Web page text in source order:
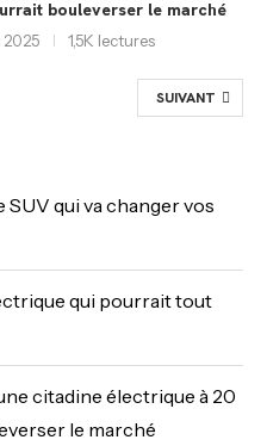
bouleverser le marché
2025 1,5K lectures
SUIVANT
SUV qui va changer vos
qui pourrait tout
citadine électrique à 20
le marché